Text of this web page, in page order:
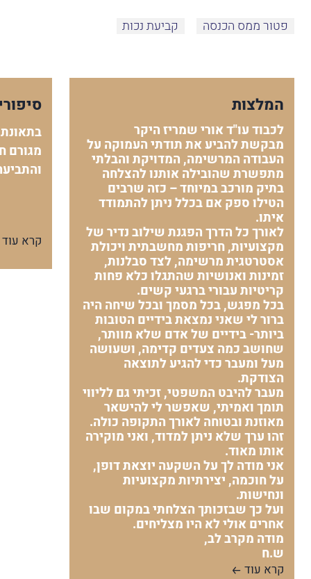
פטור ממס הכנסה קביעת נכות
המלצות
לכבוד עו"ד אורי שמריז היקר
מבקשת להביע את תודתי העמוקה על
העבודה המרשימה, המדויקת והבלתי
מתפשרת שהובילה אותנו להצלחה
בתיק מורכב במיוחד – כזה שרבים
הטילו ספק אם בכלל ניתן להתמודד
איתו.
לאורך כל הדרך הפגנת שילוב נדיר של
מקצועיות, חריפות מחשבתית ויכולת
אסטרטגית מרשימה, לצד סבלנות,
זמינות ואנושיות שהתגלו כלא פחות
קריטיות עבורי ברגעי קשים.
בכל מפגש, בכל מסמך ובכל שיחה היה
ברור לי שאני נמצאת בידיים הטובות
ביותר- בידיים של אדם שלא מוותר,
שחושב כמה צעדים קדימה, ושעושה
מעל ומעבר כדי להגיע לתוצאה
הצודקת.
מעבר להיבט המשפטי, זכיתי גם לליווי
תומך ואמיתי, שאפשר לי להישאר
מאוזנת ובטוחה לאורך התקופה כולה.
זהו ערך שלא ניתן למדוד, ואני מוקירה
אותו מאוד.
אני מודה לך על השקעה יוצאת דופן,
על חוכמה, יצירתיות מקצועיות
ונחישות.
ועל כך שבזכותך הצלחתי במקום שבו
אחרים אולי לא היו מצליחים.
מודה מקרב לב,
ש.ח
קרא עוד
מגורם
קרא עוד